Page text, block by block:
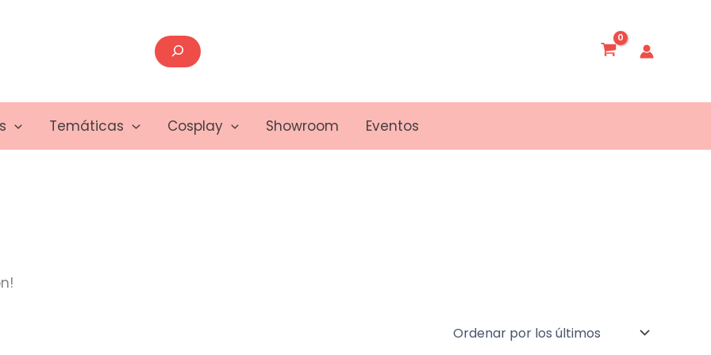
Temáticas Cosplay Showroom Eventos